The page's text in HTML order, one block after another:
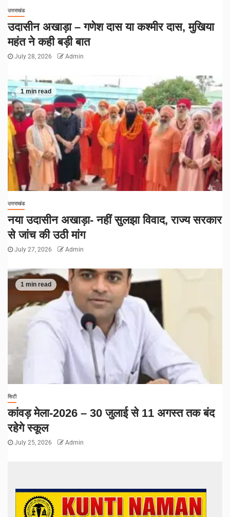
उत्तराखंड
उदासीन अखाड़ा – गणेश दास या कश्मीर दास, मुखिया
महंत ने कही बड़ी बात
July 28, 2026 Admin
1 min read
उत्तराखंड
नया उदासीन अखाड़ा- नहीं सुलझा विवाद, राज्य सरकार
से जांच की उठी मांग
July 27, 2026 Admin
1 min read
सिटी
कांवड़ मेला-2026 – 30 जुलाई से 11 अगस्त तक बंद
रहेगे स्कूल
July 25, 2026 Admin